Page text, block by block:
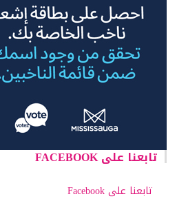
تابعنا على FACEBOOK
تابعنا على Facebook